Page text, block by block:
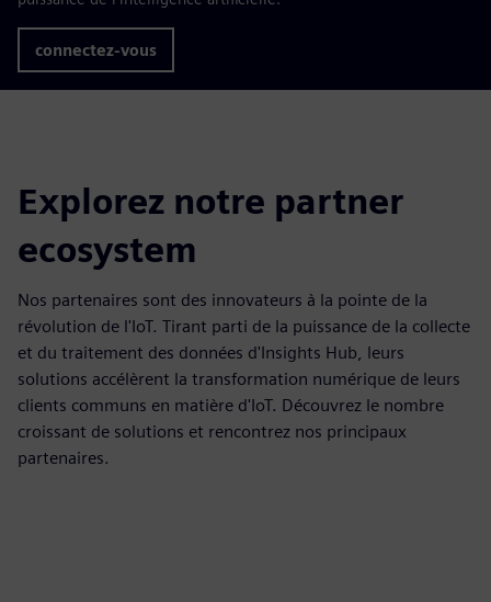
connectez-vous
Explorez notre partner
ecosystem
Nos partenaires sont des innovateurs à la pointe de la
révolution de l'IoT. Tirant parti de la puissance de la collecte
et du traitement des données d'Insights Hub, leurs
solutions accélèrent la transformation numérique de leurs
clients communs en matière d'IoT. Découvrez le nombre
croissant de solutions et rencontrez nos principaux
partenaires.